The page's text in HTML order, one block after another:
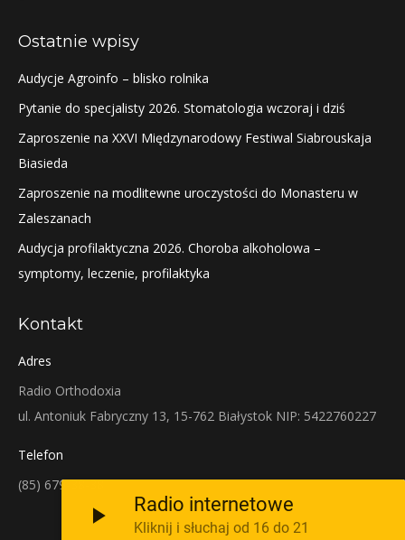
Ostatnie wpisy
Audycje Agroinfo – blisko rolnika
Pytanie do specjalisty 2026. Stomatologia wczoraj i dziś
Zaproszenie na XXVI Międzynarodowy Festiwal Siabrouskaja
Biasieda
Zaproszenie na modlitewne uroczystości do Monasteru w
Zaleszanach
Audycja profilaktyczna 2026. Choroba alkoholowa –
symptomy, leczenie, profilaktyka
Kontakt
Adres
Radio Orthodoxia
ul. Antoniuk Fabryczny 13, 15-762 Białystok NIP: 5422760227
Telefon
(85) 679-38-38
Radio internetowe
Kliknij i słuchaj od 16 do 21